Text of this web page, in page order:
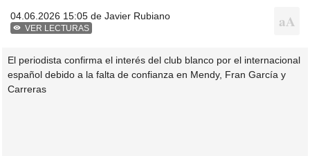
04.06.2026 15:05 de Javier Rubiano
VER LECTURAS
El periodista confirma el interés del club blanco por el internacional
español debido a la falta de confianza en Mendy, Fran García y
Carreras